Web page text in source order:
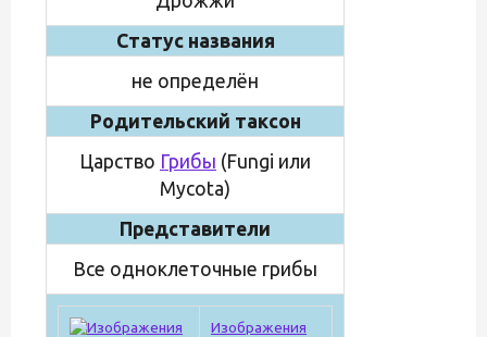
Статус названия
не определён
Родительский таксон
Царство Грибы (Fungi или
Mycota)
Представители
Все одноклеточные грибы
Изображения